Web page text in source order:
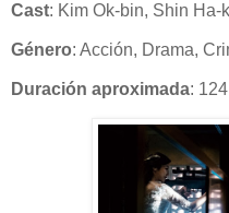
Cast: Kim Ok-bin, Shin Ha-
Género: Acción, Drama,
Duración aproximada: